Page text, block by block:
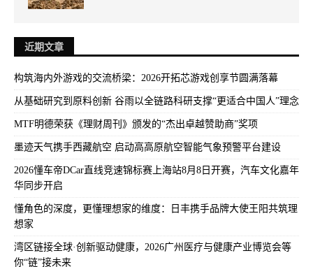
近期文章
构筑海内外游戏的交流桥梁：2026开拓芯游戏创享节圆满落幕
从基础研究到原料创新 谷雨以全链路科研支撑“更适合中国人”理念
MTF明德荣获《理财周刊》颁发的“杰出卓越赞助商”奖项
墨迹天气携手西藏航空 启动高高原航空智能气象预警平台建设
2026懂车帝DCar直线竞速锦标赛上海站8月8日开赛，汽车文化嘉年
华同步开启
懂角色的深度，更懂理想家的维度：日丰携手品牌大使王阳共筑理
想家
湾区链接全球·创新驱动健康，2026广州医疗与健康产业博览会等
你“链”接未来